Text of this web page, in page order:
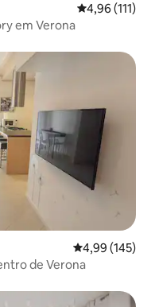
4,96 de uma
4,96 (111)
em Verona
4,99 de uma
4,99 (145)
de Verona